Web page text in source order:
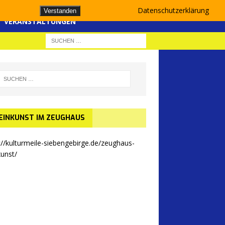
VERANSTALTUNGEN
IM ZEUGHAUS
kulturmeile-siebengebirge.de/zeughaus-
Verstanden Datenschutzerklärung